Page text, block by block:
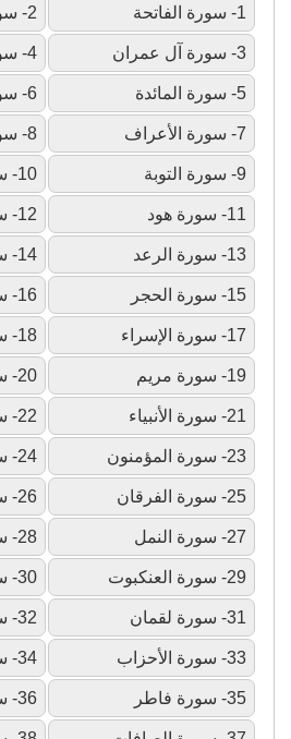
1- سورة الفاتحة 2- سورة البقرة
3- سورة آل عمران 4- سورة النساء
5- سورة المائدة 6- سورة الأنعام
7- سورة الأعراف 8- سورة الأنفال
9- سورة التوبة 10- سورة يونس
11- سورة هود 12- سورة يوسف
13- سورة الرعد 14- سورة إبراهيم
15- سورة الحجر 16- سورة النحل
17- سورة الإسراء 18- سورة الكهف
19- سورة مريم 20- سورة طه
21- سورة الأنبياء 22- سورة الحج
23- سورة المؤمنون 24- سورة النور
25- سورة الفرقان 26- سورة الشعراء
27- سورة النمل 28- سورة القصص
29- سورة العنكبوت 30- سورة الروم
31- سورة لقمان 32- سورة السجدة
33- سورة الأحزاب 34- سورة سبأ
35- سورة فاطر 36- سورة يس